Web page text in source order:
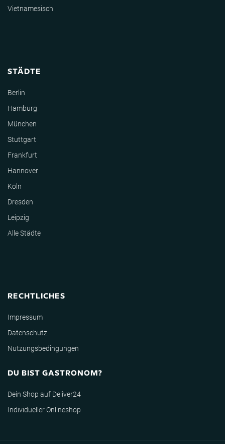
Vietnamesisch
STÄDTE
Berlin
Hamburg
München
Stuttgart
Frankfurt
Hannover
Köln
Dresden
Leipzig
Alle Städte
RECHTLICHES
Impressum
Datenschutz
Nutzungsbedingungen
DU BIST GASTRONOM?
Dein Shop auf Deliver24
Individueller Onlineshop